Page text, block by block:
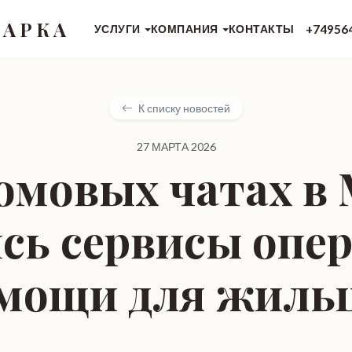
УСЛУГИ КОМПАНИЯ КОНТАКТЫ
К списку новостей
27 МАРТА 2026
чатах в
сервисы
для